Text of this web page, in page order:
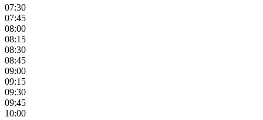
07:30
07:45
08:00
08:15
08:30
08:45
09:00
09:15
09:30
09:45
10:00